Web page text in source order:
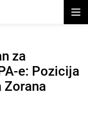
za
e: Pozicija
Zorana